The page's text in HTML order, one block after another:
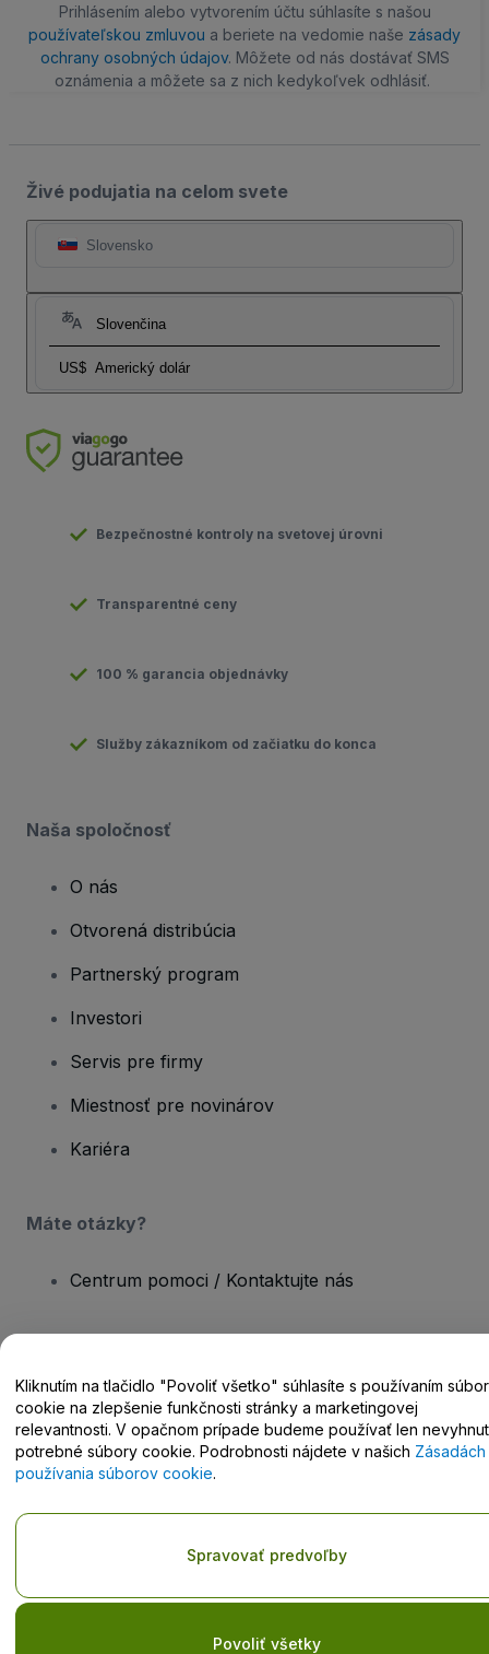
Prihlásením alebo vytvorením účtu súhlasíte s našou
používateľskou zmluvou a beriete na vedomie naše zásady
ochrany osobných údajov. Môžete od nás dostávať SMS
oznámenia a môžete sa z nich kedykoľvek odhlásiť.
Živé podujatia na celom svete
Slovensko
Slovenčina
US$ Americký dolár
Bezpečnostné kontroly na svetovej úrovni
Transparentné ceny
100 % garancia objednávky
Služby zákazníkom od začiatku do konca
Naša spoločnosť
O nás
Otvorená distribúcia
Partnerský program
Investori
Servis pre firmy
Miestnosť pre novinárov
Kariéra
Máte otázky?
Centrum pomoci / Kontaktujte nás
Copyright © viagogo GmbH 2026 Údaje o spoločnosti
Používaním tejto webovej stránky vyjadrujete súhlas soZmluvnými
podmienkami , Zásadami ochrany osobných údajov,Zásadami
používania súborov cookieaZásadami ochrany osobných údajov
pre mobilné zariadenia
osobných údajov.
Kliknutím na tlačidlo "Povoliť všetko" súhlasíte s používaním
cookie na zlepšenie funkčnosti stránky a marketingovej
relevantnosti. V opačnom prípade budeme používať len
potrebné súbory cookie. Podrobnosti nájdete v našich Zásadách
používania súborov cookie.
Povoliť všetky
Spravovať predvoľby